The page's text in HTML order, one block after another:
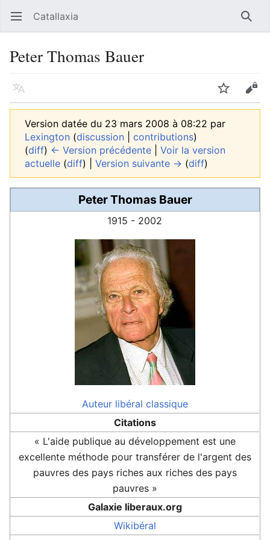
Ouvrir le menu principal Catallaxia
Peter Thomas Bauer
Langue Suivre
Version datée du 23 mars 2008 à 08:22 par
Lexington (discussion contributions)
(diff) ← Version précédente
Voir la version
actuelle (diff) | Version suivante → (diff)
Peter Thomas Bauer
1915 - 2002
Auteur libéral classique
Citations
« L'aide publique au développement est une
excellente méthode pour transférer de l'argent des
pauvres des pays riches aux riches des pays
pauvres »
Galaxie liberaux.org
Wikibéral